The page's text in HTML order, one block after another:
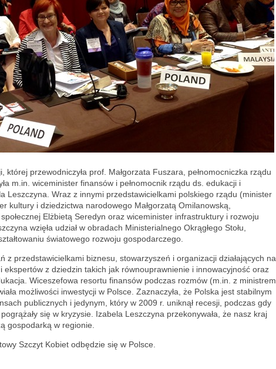
której przewodniczyła prof. Małgorzata Fuszara, pełnomocniczka rządu
m.in. wiceminister finansów i pełnomocnik rządu ds. edukacji i
Leszczyna. Wraz z innymi przedstawicielkami polskiego rządu (minister
kultury i dziedzictwa narodowego Małgorzatą Omilanowską,
Elżbietą Seredyn oraz wiceminister infrastruktury i rozwoju
wzięła udział w obradach Ministerialnego Okrągłego Stołu,
światowego rozwoju gospodarczego.
z przedstawicielkami biznesu, stowarzyszeń i organizacji działających na
ekspertów z dziedzin takich jak równouprawnienie i innowacyjność oraz
Wiceszefowa resortu finansów podczas rozmów (m.in. z ministrem
możliwości inwestycji w Polsce. Zaznaczyła, że Polska jest stabilnym
publicznych i jedynym, który w 2009 r. uniknął recesji, podczas gdy
się w kryzysie. Izabela Leszczyna przekonywała, że nasz kraj
gospodarką w regionie.
Szczyt Kobiet odbędzie się w Polsce.